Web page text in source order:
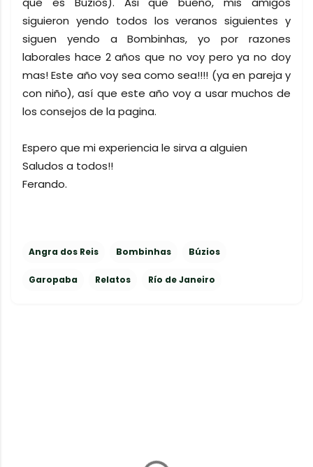
siguieron yendo todos los veranos siguientes y
siguen yendo a Bombinhas, yo por razones
laborales hace 2 años que no voy pero ya no doy
mas! Este año voy sea como sea!!!! (ya en pareja y
con niño), así que este año voy a usar muchos de
los consejos de la pagina.
Espero que mi experiencia le sirva a alguien
Saludos a todos!!
Ferando.
Angra dos Reis Bombinhas Búzios
Garopaba Relatos Río de Janeiro